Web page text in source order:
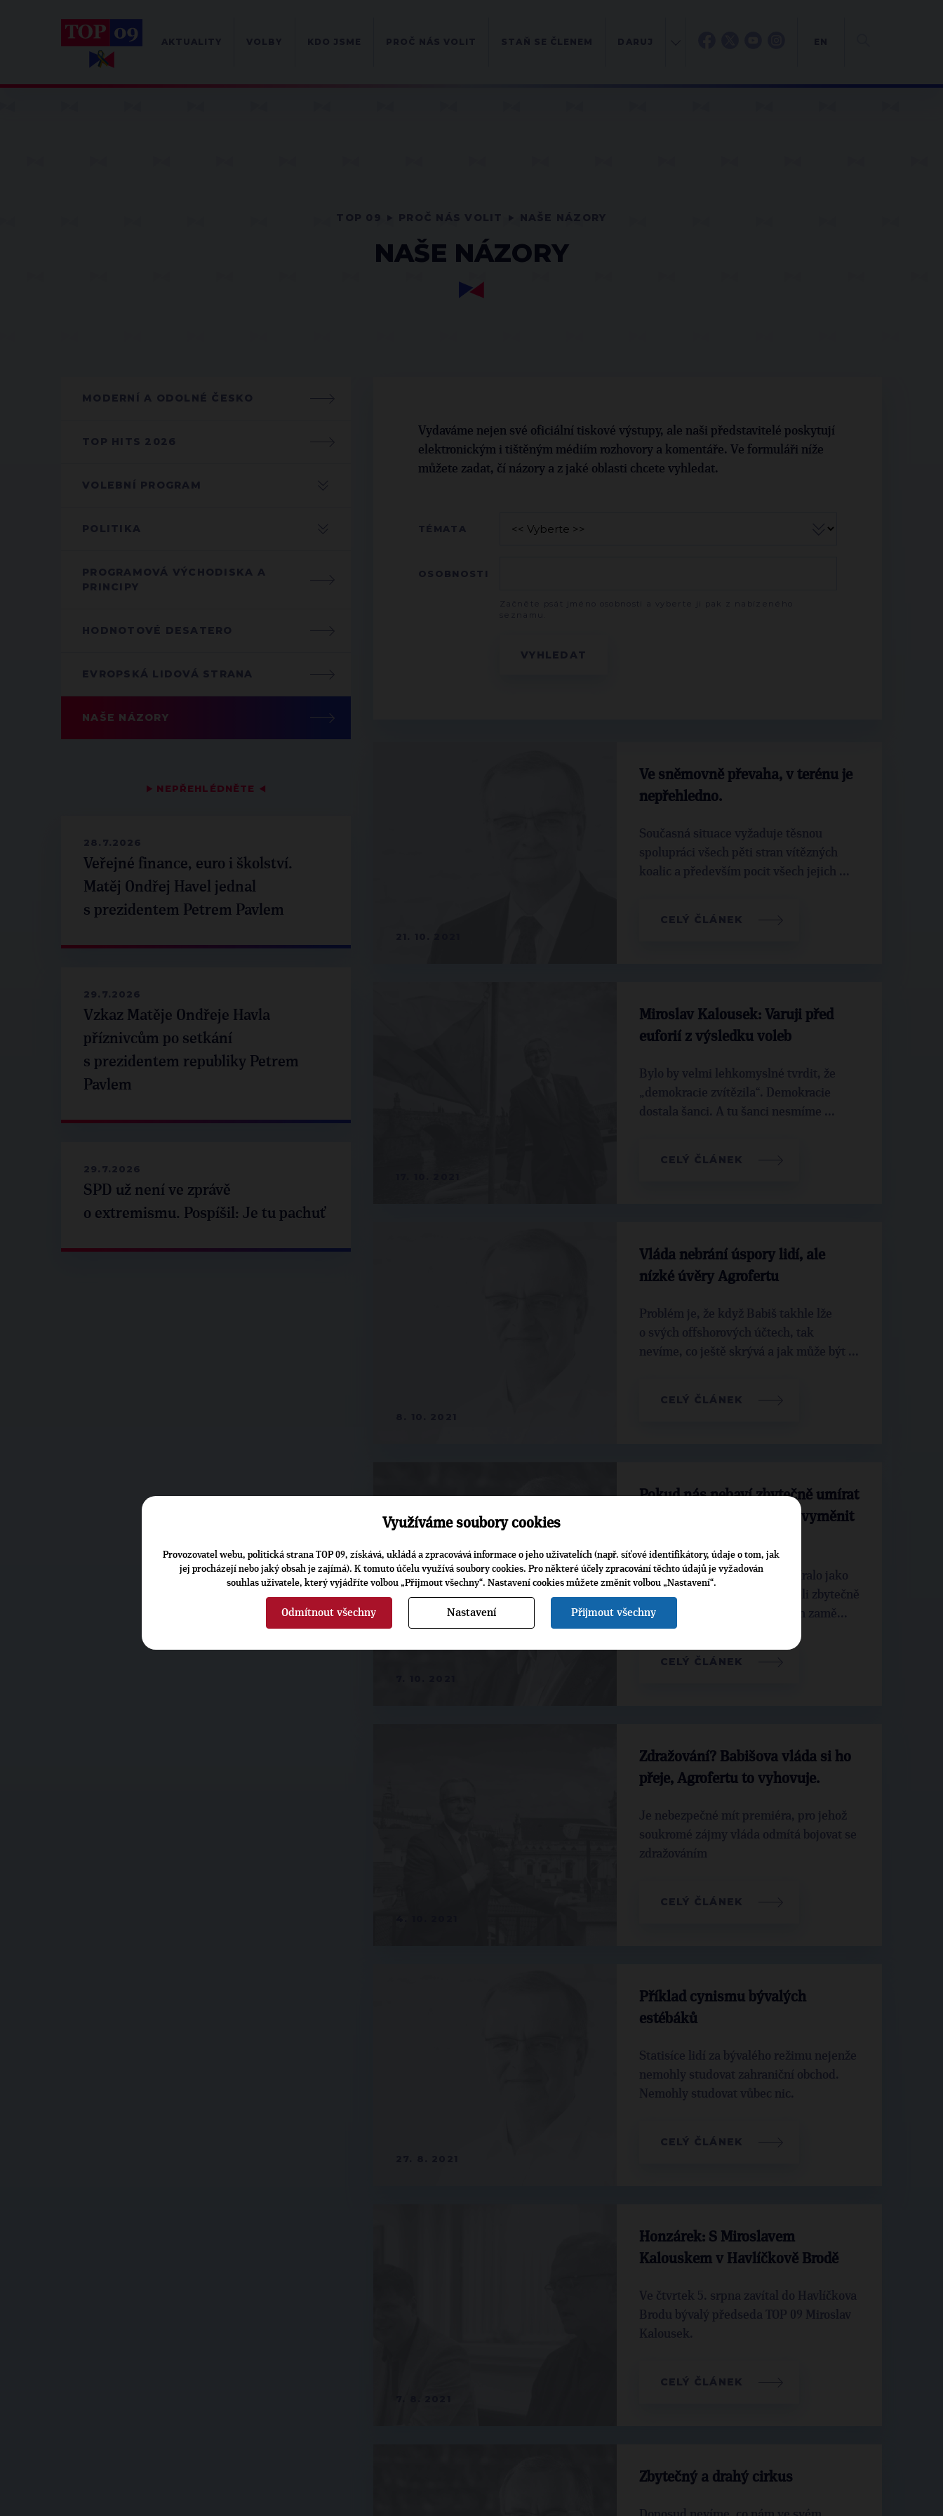
NAŠE NÁZORY
MODERNÍ A ODOLNÉ ČESKO
TOP HITS 2026
VOLEBNÍ PROGRAM
POLITIKA
PROGRAMOVÁ VÝCHODISKA A
PRINCIPY
HODNOTOVÉ DESATERO
EVROPSKÁ LIDOVÁ STRANA
NAŠE NÁZORY
▶ NEPŘEHLÉDNĚTE ◀
28.7.2026
Veřejné finance, euro i školství.
Matěj Ondřej Havel jednal
s prezidentem Petrem Pavlem
29.7.2026
Vzkaz Matěje Ondřeje Havla
příznivcům po setkání
s prezidentem republiky Petrem
Pavlem
29.7.2026
SPD už není ve zprávě
o extremismu. Pospíšil: Je tu pachuť
Vydaváme nejen své oficiální tiskové výstupy, ale naši představitelé poskytují
elektronickým i tištěným médiím rozhovory a komentáře. Ve formuláři níže
můžete zadat, čí názory a z jaké oblasti chcete vyhledat.
TÉMATA
OSOBNOSTI
Ve sněmovně převaha, v terénu je
nepřehledno.
Současná situace vyžaduje těsnou
spolupráci všech pěti stran vítězných
koalic a především pocit všech jejich ...
CELÝ ČLÁNEK
Miroslav Kalousek: Varuji před
euforií z výsledku voleb
Bylo by velmi lehkomyslné tvrdit, že
„demokracie zvítězila“. Demokracie
dostala šanci. A tu šanci nesmíme ...
CELÝ ČLÁNEK
Vláda nebrání úspory lidí, ale
nízké úvěry Agrofertu
Problém je, že když Babiš takhle lže
o svých offshorových účtech, tak
nevíme, co ještě skrývá a jak může být ...
CELÝ ČLÁNEK
Pokud nás nebaví zbytečně umírat
a chudnout, pak musíme vyměnit
Nikdy se tolik zbytečně neumíralo jako
za Babiše, nikdy jsme nemuseli zbytečně
platit takové množství státních zamě...
CELÝ ČLÁNEK
Zdražování? Babišova vláda si ho
přeje, Agrofertu to vyhovuje.
Je nebezpečné mít premiéra, pro jehož
soukromé zájmy vláda odmítá bojovat se
zdražováním
CELÝ ČLÁNEK
Příklad cynismu bývalých
estébáků
Statisíce lidí za bývalého režimu nejenže
nemohly studovat zahraniční obchod.
Nemohly studovat vůbec nic.
CELÝ ČLÁNEK
Honzárek: S Miroslavem
Kalouskem v Havlíčkově Brodě
Ve čtvrtek 5. srpna zavítal do Havlíčkova
Brodu bývalý předseda TOP 09 Miroslav
Kalousek.
CELÝ ČLÁNEK
Zbytečný a drahý cirkus
Využíváme soubory cookies
Provozovatel webu, politická strana TOP 09, získává, ukládá a zpracovává informace o jeho uživatelích (např. síťové identifikátory, údaje o tom, jak
jej procházejí nebo jaký obsah je zajímá). K tomuto účelu využívá soubory cookies. Pro některé účely zpracování těchto údajů je vyžadován
souhlas uživatele, který vyjádříte volbou „Přijmout všechny“. Nastavení cookies můžete změnit volbou „Nastavení“.
Odmítnout všechny Nastavení Přijmout všechny